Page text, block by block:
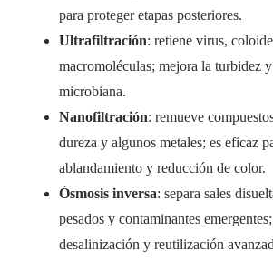
para proteger etapas posteriores.
Ultrafiltración: retiene virus,
macromoléculas; mejora la turbidez
microbiana.
Nanofiltración: remueve
dureza y algunos metales; es eficaz
ablandamiento y reducción de color.
Ósmosis inversa: separa sales
pesados y contaminantes
desalinización y reutilización